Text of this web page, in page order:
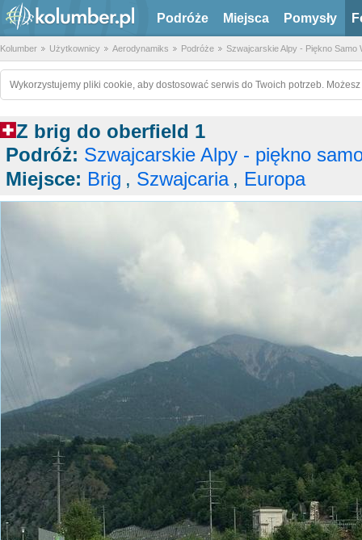
Podróże Miejsca Pomysły
Kolumber Użytkownicy Aerodynamiks Podróże Szwajcarskie Alpy - Piękno Samo
Wykorzystujemy pliki cookie, aby dostosować serwis do Twoich potrzeb.
Z brig do oberfield 1
Podróż: Szwajcarskie Alpy - piękno
Miejsce: Brig , Szwajcaria , Europa